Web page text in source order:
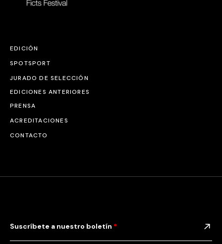
EDICIÓN
SPOTSPORT
JURADO DE SELECCIÓN
EDICIONES ANTERIORES
PRENSA
ACREDITACIONES
CONTACTO
Suscríbete a nuestro boletín *